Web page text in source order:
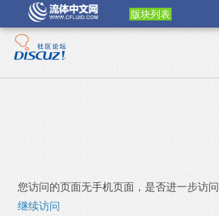
版块列表
您访问的页面无手机页面，是否进一步访
继续访问